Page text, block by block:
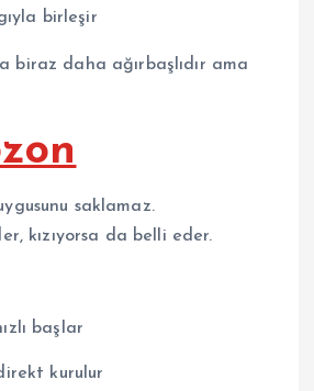
birleşir
biraz daha ağırbaşlıdır ama
saklamaz.
kızıyorsa da belli eder.
başlar
kurulur